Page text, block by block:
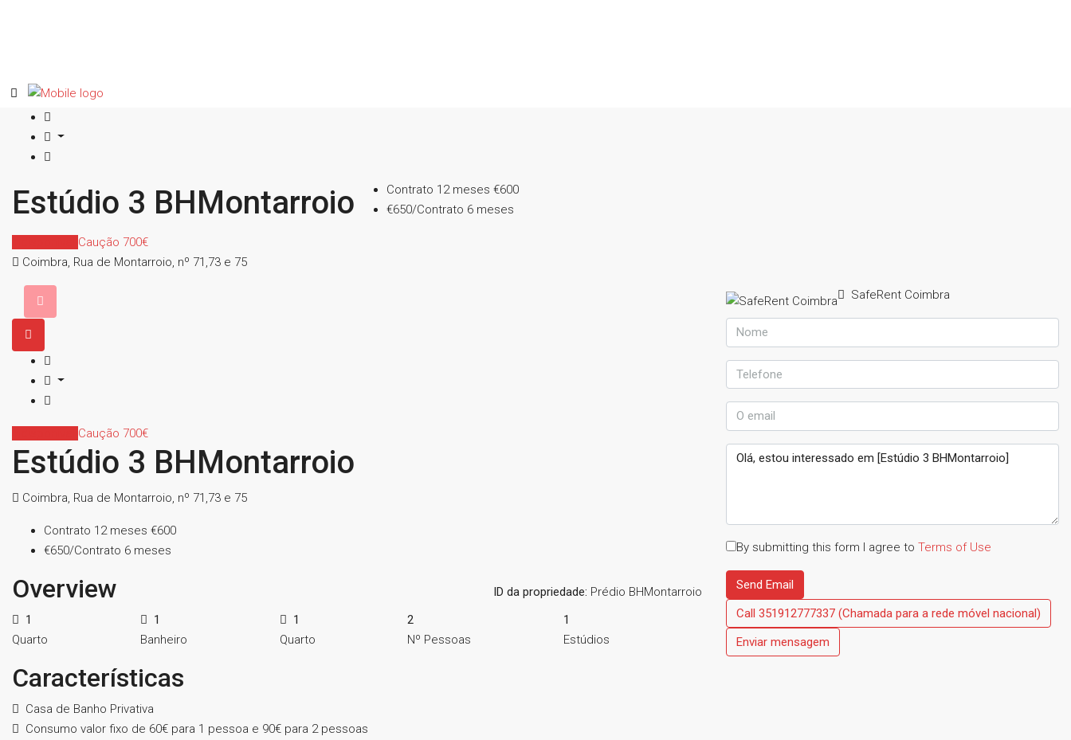
Estúdio 3 BHMontarroio Contrato 12 meses €600
€650/Contrato 6 meses
Caução 700€
Coimbra, Rua de Montarroio, nº 71,73 e 75
Caução 700€
Estúdio 3 BHMontarroio
Coimbra, Rua de Montarroio, nº 71,73 e 75
Contrato 12 meses €600
€650/Contrato 6 meses
Overview ID da propriedade: Prédio BHMontarroio
1
Quarto
1
Banheiro
1
Quarto
2
Nº Pessoas
1
Estúdios
Características
Casa de Banho Privativa
Consumo valor fixo de 60€ para 1 pessoa e 90€ para 2 pessoas
SafeRent Coimbra
By submitting this form I agree to Terms of Use
Send Email
Call 351912777337 (Chamada para a rede móvel nacional)
Enviar mensagem